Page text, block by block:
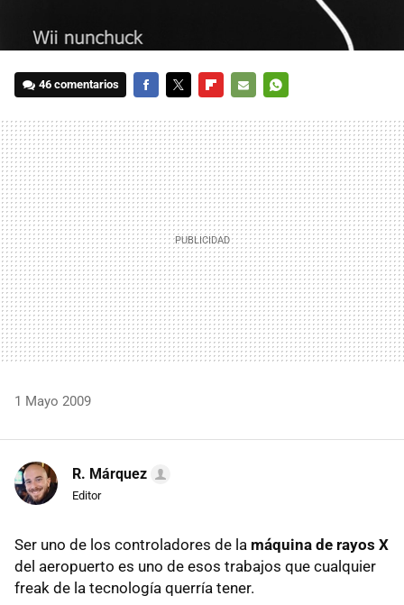
46 comentarios
MAIL
1 Mayo 2009
R. Márquez
Editor
Ser uno de los controladores de la máquina de rayos X
del aeropuerto es uno de esos trabajos que cualquier
freak de la tecnología querría tener.